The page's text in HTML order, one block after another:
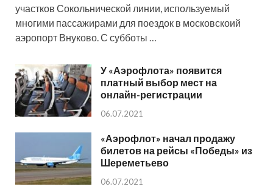
участков Сокольнической линии, используемый
многими пассажирами для поездок в московскоий
аэропорт Внуково. С субботы …
У «Аэрофлота» появится
платный выбор мест на
онлайн-регистрации
06.07.2021
«Аэрофлот» начал продажу
билетов на рейсы «Победы» из
Шереметьево
06.07.2021